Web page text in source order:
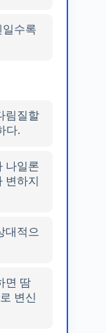
수록
림질할
다.
나일론
하지
대적으
면 땀
변신